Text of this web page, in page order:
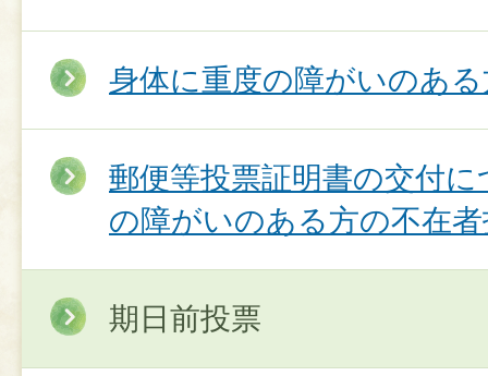
身体に重度の障がいのあ
郵便等投票証明書の交付
の障がいのある方の不在
期日前投票